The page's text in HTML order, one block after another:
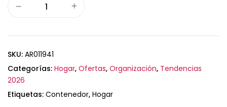
SKU: AR011941
Categorías: Hogar, Ofertas, Organización, Tendencias
2026
Etiquetas: Contenedor, Hogar